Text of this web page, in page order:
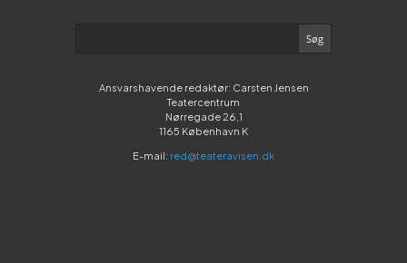
Ansvarshavende redaktør: Carsten Jensen
Teatercentrum
Nørregade 26,1
1165 København K
E-mail: red@teateravisen.dk